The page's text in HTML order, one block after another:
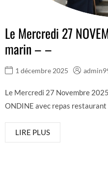
Le Mercredi 27
marin – –
1 décembre 2025
Le Mercredi 27 Novembre
ONDINE avec repas restaurant
LIRE PLUS